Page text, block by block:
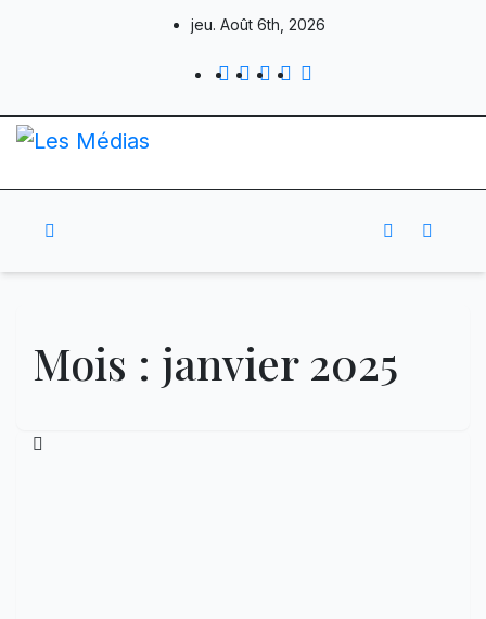
jeu. Août 6th, 2026
Mois : janvier 2025